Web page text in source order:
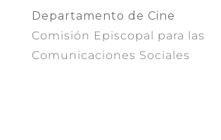
Departamento de Cine
Comisión Episcopal para las
Comunicaciones Sociales